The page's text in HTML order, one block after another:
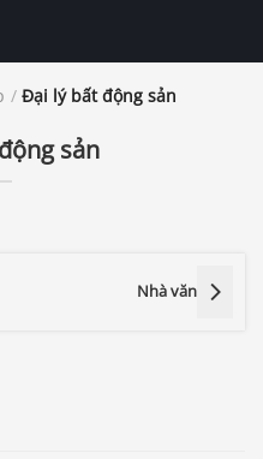
/ Đại lý bất động sản
sản
Nhà văn